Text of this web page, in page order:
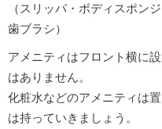
（スリッパ・ボディスポン
歯ブラシ）
アメニティはフロント横に
はありません。
化粧水などのアメニティは
は持っていきましょう。